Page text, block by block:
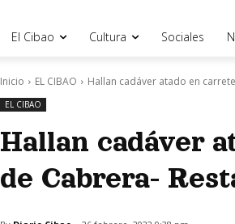
El Cibao Cultura Sociales
Inicio EL CIBAO Hallan cadáver atado en
EL CIBAO
Hallan cadáver
de Cabrera-